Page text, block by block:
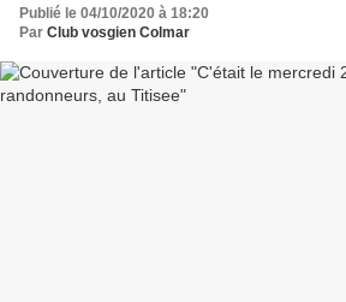
Publié le 04/10/2020 à 18:20
Par Club vosgien Colmar